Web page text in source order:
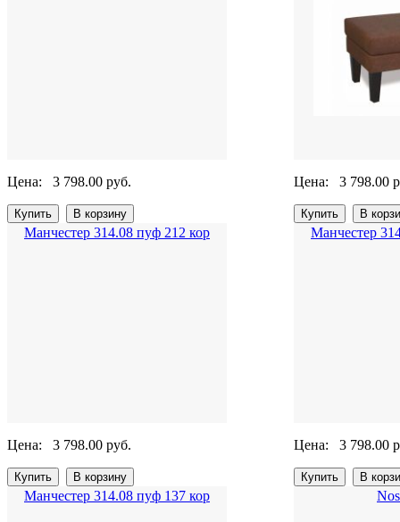
Цена: 3 798.00 руб. Цена: 3 798.00
Манчестер 314.08 пуф 212 кор
Цена: 3 798.00 руб.
Манчестер
Цена: 3 798.00
Манчестер 314.08 пуф 137 кор